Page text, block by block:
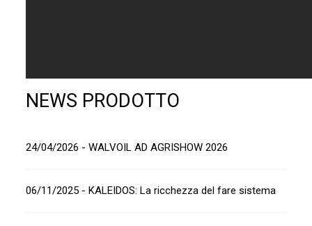
NEWS PRODOTTO
24/04/2026 - WALVOIL AD AGRISHOW 2026
06/11/2025 - KALEIDOS: La ricchezza del fare sistema